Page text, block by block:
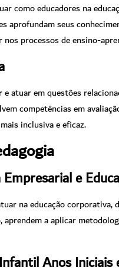
como educadores na
aprofundam seus
processos de ensino-
atuar em questões
competências em
inclusiva e eficaz.
e
na educação
a aplicar
Anos Iniciais